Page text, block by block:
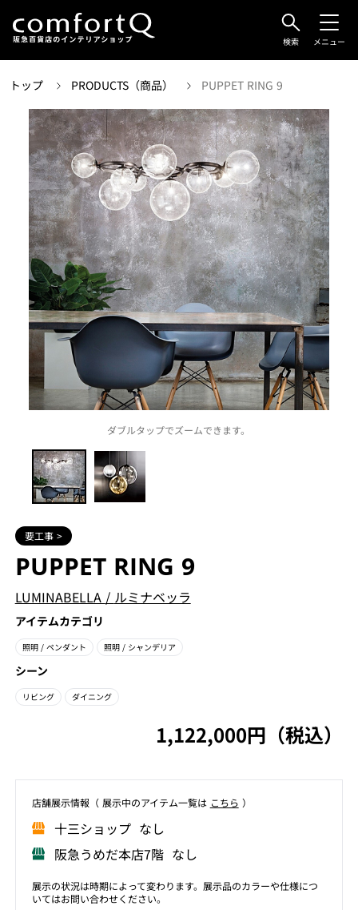
検索 メニュー
トップ PRODUCTS（商品） PUPPET RING 9
ダブルタップでズームできます。
要工事 >
PUPPET RING 9
LUMINABELLA / ルミナベッラ
アイテムカテゴリ
照明 / ペンダント 照明 / シャンデリア
シーン
リビング ダイニング
1,122,000円（税込）
店舗展⽰情報（ 展⽰中のアイテム⼀覧は こちら ）
⼗三ショップ なし
阪急うめだ本店7階 なし
展示の状況は時期によって変わります。展示品のカラーや仕様につ
いてはお問い合わせください。